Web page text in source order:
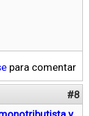
para comentar
#8